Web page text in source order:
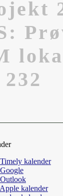
232
kalender
kalender